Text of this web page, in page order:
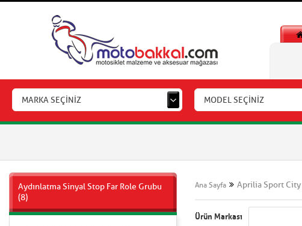
MARKA SEÇİNİZ MODEL SEÇİNİZ
Aydınlatma Sinyal Stop Far Role Grubu
(8)
Ana Sayfa Aprilia Sport
Ürün Markası